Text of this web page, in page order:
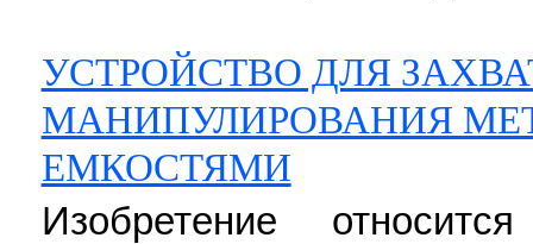
УСТРОЙСТВО ДЛЯ
МАНИПУЛИРОВАНИЯ
ЕМКОСТЯМИ
Изобретение